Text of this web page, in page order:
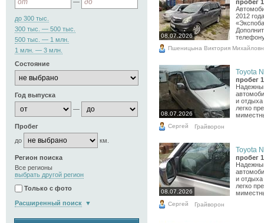
—
до 300 тыс.
300 тыс. — 500 тыс.
500 тыс. — 1 млн.
1 млн. — 3 млн.
Состояние
Год выпуска
—
Пробег
до
км.
Регион поиска
Все регионы
выбрать другой регион
Только с фото
Расширенный поиск
08.07.2026
пробег
2012
Пшеницына Виктория
08.07.2026
Toyota
пробег
и
легко
Сергей Грайворон
08.07.2026
Toyota
пробег
и
легко
Сергей Грайворон